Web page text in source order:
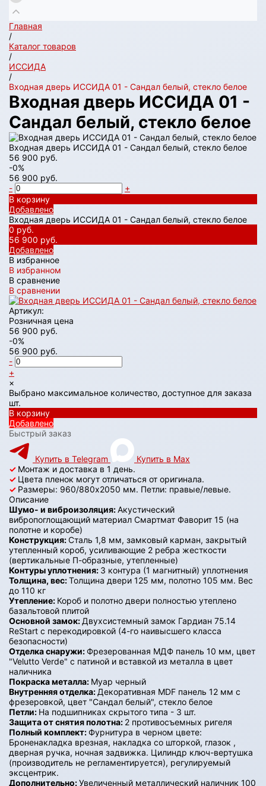
Главная
/
Каталог товаров
/
ИССИДА
/
Входная дверь ИССИДА 01 - Сандал белый, стекло белое
Входная дверь ИССИДА 01 -
Сандал белый, стекло белое
Входная дверь ИССИДА 01 - Сандал белый, стекло белое
56 900 руб.
-0%
56 900 руб.
-
+
В корзину
Добавлено
Входная дверь ИССИДА 01 - Сандал белый, стекло белое
0 руб.
56 900 руб.
Добавлено
В избранное
В избранном
В сравнение
В сравнении
Артикул:
Розничная цена
56 900 руб.
-0%
56 900 руб.
-
+
×
Выбрано максимальное количество, доступное для заказа
шт.
В корзину
Добавлено
Быстрый заказ
Купить в Telegram
Купить в Max
✓ Монтаж и доставка в 1 день.
✓ Цвета пленок могут отличаться от оригинала.
✓ Размеры: 960/880х2050 мм. Петли: правые/левые.
Описание
Шумо- и виброизоляция:Акустический
вибропоглощающий материал Смартмат Фаворит 15 (на
полотне и коробе)
Конструкция:Сталь 1,8 мм, замковый карман, закрытый
утепленный короб, усиливающие 2 ребра жесткости
(вертикальные П-образные, утепленные)
Контуры уплотнения: 3 контура (1 магнитный) уплотнения
Толщина, вес:Толщина двери 125 мм, полотно 105 мм. Вес
до 110 кг
Утепление: Короб и полотно двери полностью утеплено
базальтовой плитой
Основной замок: Двухсистемный замок Гардиан 75.14
ReStart с перекодировкой (4-го наивысшего класса
безопасности)
Отделка снаружи: Фрезерованная МДФ панель 10 мм, цвет
"Velutto Verde" с патиной и вставкой из металла в цвет
наличника
Покраска металла: Муар черный
Внутренняя отделка: Декоративная MDF панель 12 мм с
фрезеровкой, цвет "Сандал белый", стекло белое
Петли: На подшипниках скрытого типа - 3 шт.
Защита от снятия полотна: 2 противосъемных ригеля
Полный комплект: Фурнитура в черном цвете:
Броненакладка врезная, накладка со шторкой, глазок ,
дверная ручка, ночная задвижка. Цилиндр ключ-вертушка
(производитель не регламентируется), регулируемый
эксцентрик.
Дополнительно:Увеличенный металлический наличник 100